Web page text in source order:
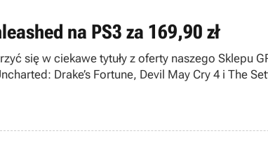
na PS3 za 169,90 zł
się w ciekawe tytuły z oferty naszego Sklepu
Drake’s Fortune, Devil May Cry 4 i The